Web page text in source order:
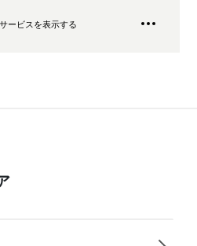
ービスを表示する